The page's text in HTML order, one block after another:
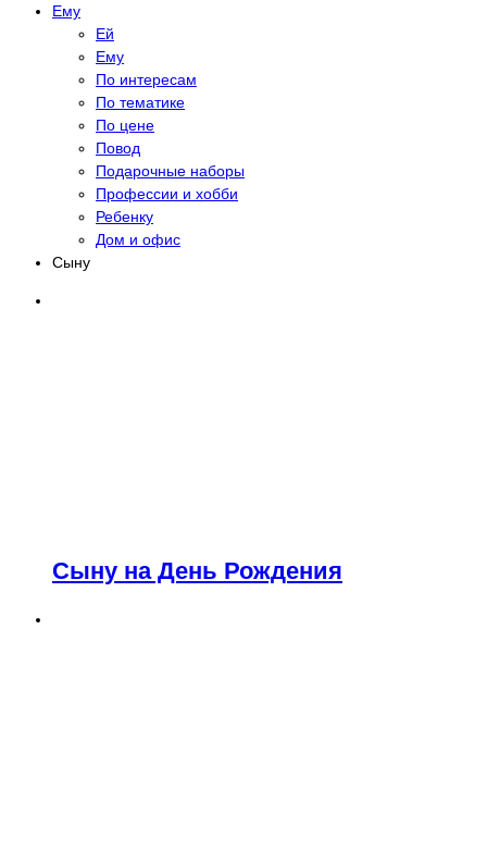
Eму
Eй
Eму
По интересам
По тематике
По цене
Повод
Подарочные наборы
Профессии и хобби
Ребенку
Дом и офис
Сыну
Сыну на День Рождения